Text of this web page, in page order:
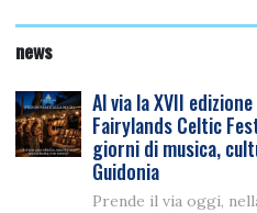
news
Al via la XVII
Fairylands Celtic
giorni di musica,
Guidonia
Prende il via oggi,